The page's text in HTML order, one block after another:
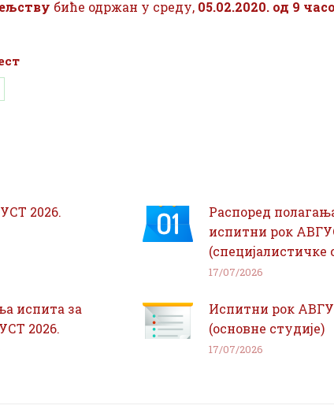
биће одржан у среду, 05.02.2020. од 9
2026.
Распоред
испитни рок
(специјалистичке
17/07/2026
испита за
2026.
Испитни рок
(основне студије)
17/07/2026